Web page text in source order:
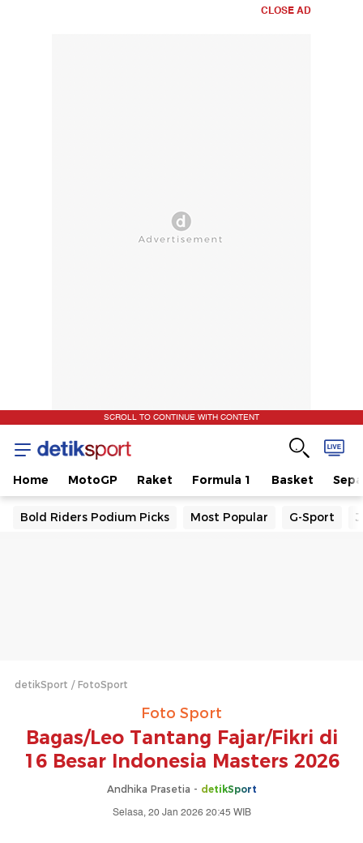
CLOSE AD
SCROLL TO CONTINUE WITH CONTENT
Home MotoGP Raket Formula 1 Basket
Bold Riders Podium Picks Most Popular G-Sport
detikSport FotoSport
Foto Sport
Bagas/Leo Tantang Fajar/Fikri di
16 Besar Indonesia Masters 2026
Andhika Prasetia - detikSport
Selasa, 20 Jan 2026 20:45 WIB